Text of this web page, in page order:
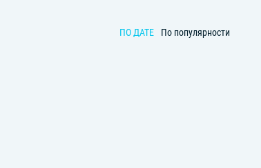
ПО ДАТЕ По популярности